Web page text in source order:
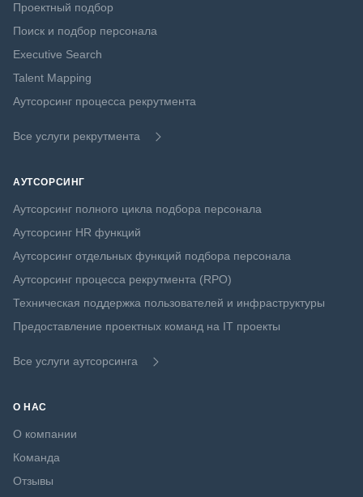
Проектный подбор
Поиск и подбор персонала
Executive Search
Talent Mapping
Аутсорсинг процесса рекрутмента
Все услуги рекрутмента
АУТСОРСИНГ
Аутсорсинг полного цикла подбора персонала
Аутсорсинг HR функций
Аутсорсинг отдельных функций подбора персонала
Аутсорсинг процесса рекрутмента (RPO)
Техническая поддержка пользователей и инфраструктуры
Предоставление проектных команд на IT проекты
Все услуги аутсорсинга
О НАС
О компании
Команда
Отзывы